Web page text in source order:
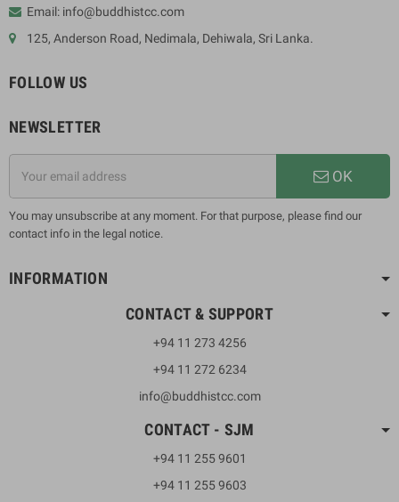
Email: info@buddhistcc.com
125, Anderson Road, Nedimala, Dehiwala, Sri Lanka.
FOLLOW US
NEWSLETTER
OK
You may unsubscribe at any moment. For that purpose, please find our
contact info in the legal notice.
INFORMATION
CONTACT & SUPPORT
+94 11 273 4256
+94 11 272 6234
info@buddhistcc.com
CONTACT - SJM
+94 11 255 9601
+94 11 255 9603